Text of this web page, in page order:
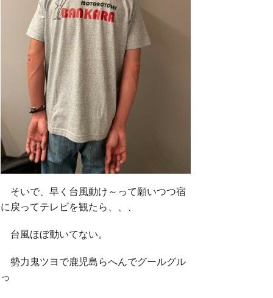
そいで、早く台風動け～って願いつつ宿
に戻ってテレビを観たら、、、
台風ほぼ動いてない。
勢力鬼ツヨで鹿児島らへんでグールグル
っ